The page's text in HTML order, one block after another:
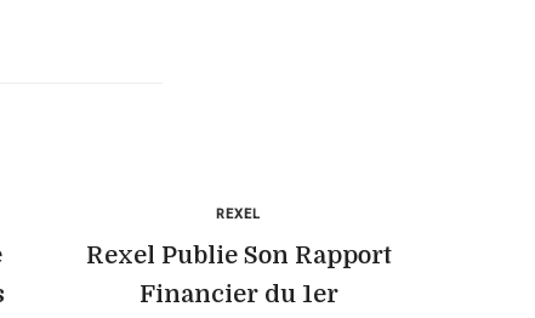
REXEL
Rexel Publie Son Rapport
Financier du 1er